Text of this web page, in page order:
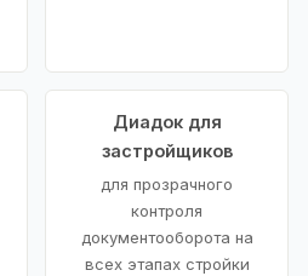
Диадок для
застройщиков
для прозрачного
контроля
документооборота на
всех этапах стройки